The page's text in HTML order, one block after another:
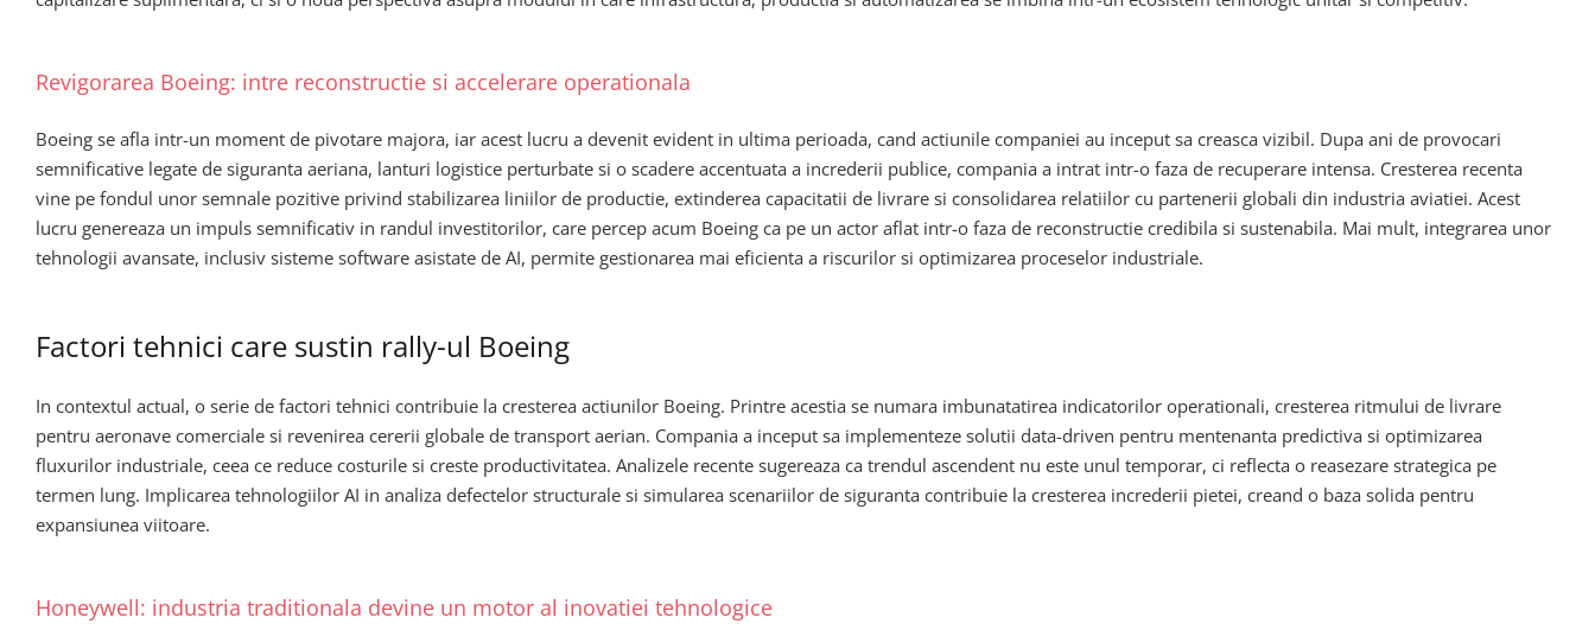
Revigorarea Boeing: intre reconstructie si accelerare operationala
Boeing se afla intr-un moment de pivotare majora, iar acest lucru a devenit evident in ultima perioada, cand actiunile companiei au inceput sa creasca vizibil. Dupa ani de provocari
semnificative legate de siguranta aeriana, lanturi logistice perturbate si o scadere accentuata a increderii publice, compania a intrat intr-o faza de recuperare intensa. Cresterea recenta
vine pe fondul unor semnale pozitive privind stabilizarea liniilor de productie, extinderea capacitatii de livrare si consolidarea relatiilor cu partenerii globali din industria aviatiei. Acest
lucru genereaza un impuls semnificativ in randul investitorilor, care percep acum Boeing ca pe un actor aflat intr-o faza de reconstructie credibila si sustenabila. Mai mult, integrarea unor
tehnologii avansate, inclusiv sisteme software asistate de AI, permite gestionarea mai eficienta a riscurilor si optimizarea proceselor industriale.
Factori tehnici care sustin rally-ul Boeing
In contextul actual, o serie de factori tehnici contribuie la cresterea actiunilor Boeing. Printre acestia se numara imbunatatirea indicatorilor operationali, cresterea ritmului de livrare
pentru aeronave comerciale si revenirea cererii globale de transport aerian. Compania a inceput sa implementeze solutii data-driven pentru mentenanta predictiva si optimizarea
fluxurilor industriale, ceea ce reduce costurile si creste productivitatea. Analizele recente sugereaza ca trendul ascendent nu este unul temporar, ci reflecta o reasezare strategica pe
termen lung. Implicarea tehnologiilor AI in analiza defectelor structurale si simularea scenariilor de siguranta contribuie la cresterea increderii pietei, creand o baza solida pentru
expansiunea viitoare.
Honeywell: industria traditionala devine un motor al inovatiei tehnologice